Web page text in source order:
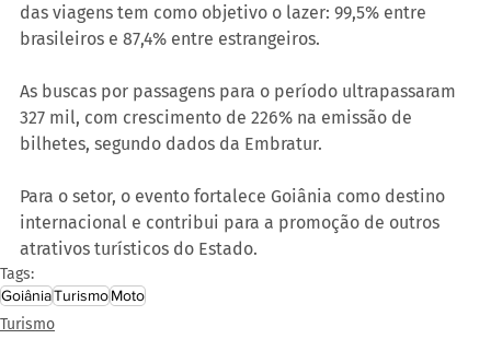
das viagens tem como objetivo o lazer: 99,5% entre
brasileiros e 87,4% entre estrangeiros.
As buscas por passagens para o período ultrapassaram
327 mil, com crescimento de 226% na emissão de
bilhetes, segundo dados da Embratur.
Para o setor, o evento fortalece Goiânia como destino
internacional e contribui para a promoção de outros
atrativos turísticos do Estado.
Tags:
GoiâniaTurismoMoto
Turismo